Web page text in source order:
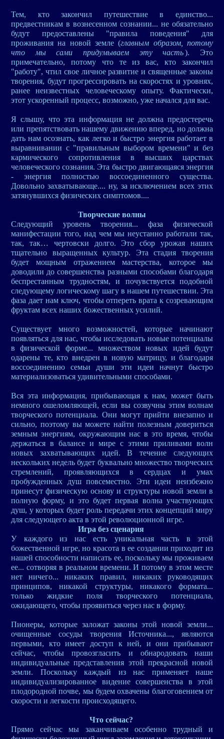
Тем, кто закончил путешествие в единство...
предвестникам в вознесенном сознании... не обязательно
будут предоставлены "правила поведения" для
проживания на новой земле (главным образом, потому
что мы сами придумываем эту часть). Это
примечательно, потому что те из вас, кто закончил
"работу", чтил свое личное развитие и священные законы
творения, будут прогрессировать на скоростях и уровнях,
ранее неизвестных человеческому опыту. Фактически,
этот ускоренный процесс, возможно, уже начался для вас.
Я слышу, что эта информация не должна предостеречь
или препятствовать нашему движению вперед, но должна
дать нам осознать, как легко и быстро энергия работает в
выравнивании с "правильным выбором времени" и без
кармического сопротивления в высших царствах
человеческого сознания. Эта быстро двигающаяся энергия
- энергия полностью воссоединенного существа.
Довольно захватывающе.... ну, за исключением всех этих
затянувшихся физических симптомов....
Творческие волны
Следующий уровень творения... фаза физической
манифестации того, над чем мы неустанно работали так,
так, так… чертовски долго. Это сбор урожая наших
тщательно выращенных культур. Эта стадия творения
будет мощным отражением мастерства, которое мы
доводили до совершенства разными способами благодаря
беспрестанным трудностям, и почувствуется подобной
следующему логическому шагу в нашем путешествии. Эта
фаза дает нам ключ, чтобы отпереть врата к созревающим
фруктам всех наших божественных усилий.
Существует много возможностей, которые начинают
появляться для нас, чтобы исследовать новые потенциалы
в физической форме... множеством новых идей будут
одарены те, кто внедрен в новую матрицу, и благодаря
воссоединению семьи души эти идеи начнут быстро
материализоваться удивительными способами.
Вся эта информация, прибывающая к нам, может быть
немного ошеломляющей, если вы созвучны этим волнам
творческого потенциала. Они могут прийти внезапно и
сильно, поэтому вы можете найти полезным довериться
земным энергиям, окружающим нас в это время, чтобы
держаться в балансе и мире с этими приливами волн
новых захватывающих идей. В течение следующих
нескольких недель будет буквально множество творческих
стремлений, проявляющихся в сердцах и умах
пробужденных душ повсеместно. Эти идеи неизбежно
принесут физическую основу и структуры новой земли в
полную форму, и это будет первая волна участвующих
душ, у которых будет роль передачи этих концепций миру
для следующего акта в этой революционной игре.
Игра без сценария
У каждого из нас есть уникальная часть в этой
божественной игре, но красота в ее создании приходит из
нашей способности написать ее, поскольку мы проживаем
ее... сотворяя в реальном времени. И потому в этом месте
нет ничего... никаких правил, никаких руководящих
принципов, никакой структуры, никакого формата...
только жидкие поля творческого потенциала,
ожидающего, чтобы проявиться через нас в форму.
Пионеры, которые заложат законы этой новой земли...
очищенные сосуды творения Источника..., являются
первыми, кто имеет доступ к ней, и они прибывают
сейчас, чтобы провозгласить и обнародовать наши
индивидуальные представления этой прекрасной новой
земли. Поскольку каждый из нас применяет наше
индивидуализированное видение совершенства в этой
плодородной почве, мы будем охвачены благоговением от
скорости и легкости происходящего.
Что сейчас?
Прямо сейчас мы заканчиваем особенно трудный и